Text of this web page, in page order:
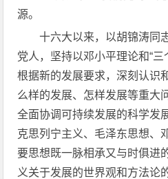
源。
十六大以来，以胡锦涛同
党人，坚持以邓小平理论和“三
根据新的发展要求，深刻认识
么样的发展、怎样发展等重大
全面协调可持续发展的科学发
克思列宁主义、毛泽东思想、
要思想既一脉相承又与时俱进
义关于发展的世界观和方法论